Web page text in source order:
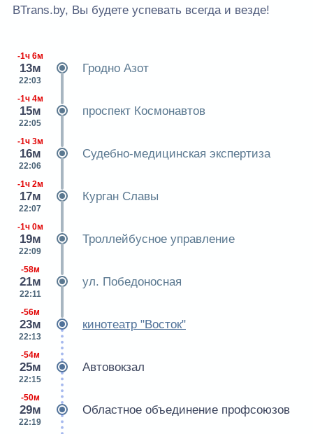
BTrans.by, Вы будете успевать всегда и везде!
-1ч 6м
13м
22:03
Гродно Азот
-1ч 4м
15м
22:05
проспект Космонавтов
-1ч 3м
16м
22:06
Судебно-медицинская экспертиза
-1ч 2м
17м
22:07
Курган Славы
-1ч 0м
19м
22:09
Троллейбусное управление
-58м
21м
22:11
ул. Победоносная
-56м
23м
22:13
кинотеатр "Восток"
-54м
25м
22:15
Автовокзал
-50м
29м
22:19
Областное объединение профсоюзов